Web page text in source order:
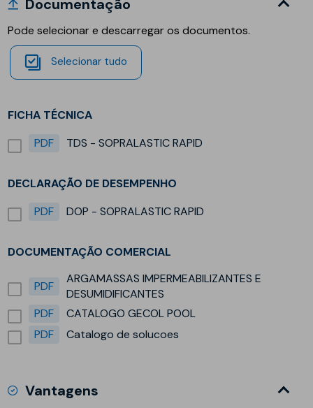
Documentação
Pode selecionar e descarregar os documentos.
Selecionar tudo
FICHA TÉCNICA
PDF
TDS - SOPRALASTIC RAPID
DECLARAÇÃO DE DESEMPENHO
PDF
DOP - SOPRALASTIC RAPID
DOCUMENTAÇÃO COMERCIAL
PDF
ARGAMASSAS IMPERMEABILIZANTES E
DESUMIDIFICANTES
PDF
CATALOGO GECOL POOL
PDF
Catalogo de solucoes
Vantagens